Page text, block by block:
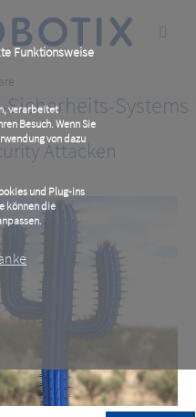
Funktionsweise
verarbeitet
Besuch. Wenn Sie
von dazu
und Plug-ins
können die
Systems
Attacken